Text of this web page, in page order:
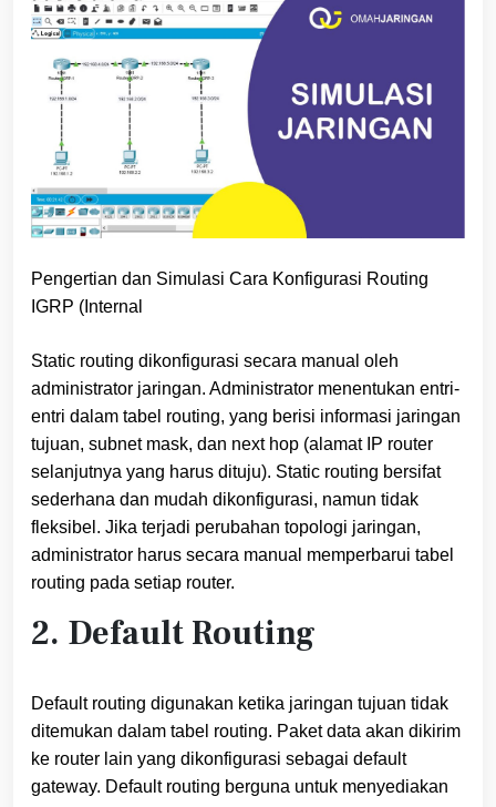
Pengertian dan Simulasi Cara Konfigurasi Routing
IGRP (Internal
Static routing dikonfigurasi secara manual oleh
administrator jaringan. Administrator menentukan entri-
entri dalam tabel routing, yang berisi informasi jaringan
tujuan, subnet mask, dan next hop (alamat IP router
selanjutnya yang harus dituju). Static routing bersifat
sederhana dan mudah dikonfigurasi, namun tidak
fleksibel. Jika terjadi perubahan topologi jaringan,
administrator harus secara manual memperbarui tabel
routing pada setiap router.
2. Default Routing
Default routing digunakan ketika jaringan tujuan tidak
ditemukan dalam tabel routing. Paket data akan dikirim
ke router lain yang dikonfigurasi sebagai default
gateway. Default routing berguna untuk menyediakan